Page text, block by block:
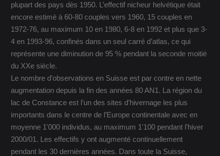
plupart des pays dès 1950. L’effectif nicheur helvétique était
encore estimé à 60-80 couples vers 1960, 15 couples en
1972-76, au maximum 10 en 1980, 6-8 en 1992 et plus que 3-
4 en 1993-96, confinés dans un seul carré d’atlas, ce qui
représente une diminution de 95 % pendant la seconde moitié
du XXe siècle.
Le nombre d’observations en Suisse est par contre en nette
augmentation depuis la fin des années 80 AN1. La région du
lac de Constance est l’un des sites d’hivernage les plus
importants dans le centre de l’Europe continentale avec en
moyenne 1'000 individus, au maximum 1'100 pendant l’hiver
2000/01. Les effectifs y ont augmenté continuellement
pendant les 30 dernières années. Dans toute la Suisse,